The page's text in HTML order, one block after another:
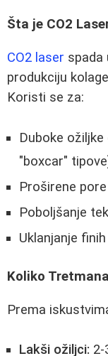
Šta je CO2
CO2 laser spada
produkciju
Koristi se za:
Duboke
"boxcar"
Proširene pore
Poboljšanje
Uklanjanje
Koliko
Prema
Lakši ožiljci: